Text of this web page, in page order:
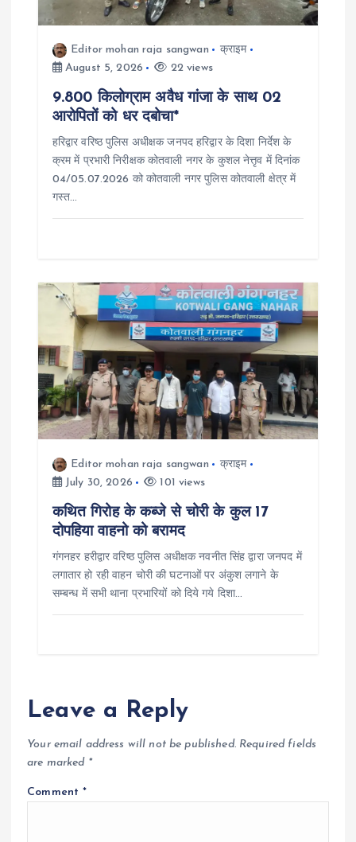
t
Editor mohan raja sangwan
क्राइम
August 5, 2026
22 views
9.800 किलोग्राम अवैध गांजा के साथ 02
आरोपितों को धर दबोचा*
हरिद्वार वरिष्ठ पुलिस अधीक्षक जनपद हरिद्वार के दिशा निर्देश के
क्रम में प्रभारी निरीक्षक कोतवाली नगर के कुशल नेत्तृव में दिनांक
04/05.07.2026 को कोतवाली नगर पुलिस कोतवाली क्षेत्र में
गस्त…
Editor mohan raja sangwan
क्राइम
July 30, 2026
101 views
कथित गिरोह के कब्जे से चोरी के कुल 17
दोपहिया वाहनो को बरामद
गंगनहर हरीद्वार वरिष्ठ पुलिस अधीक्षक नवनीत सिंह द्वारा जनपद में
लगातार हो रही वाहन चोरी की घटनाओं पर अंकुश लगाने के
सम्बन्ध में सभी थाना प्रभारियों को दिये गये दिशा…
Leave a Reply
Your email address will not be published. Required fields
are marked *
Comment*